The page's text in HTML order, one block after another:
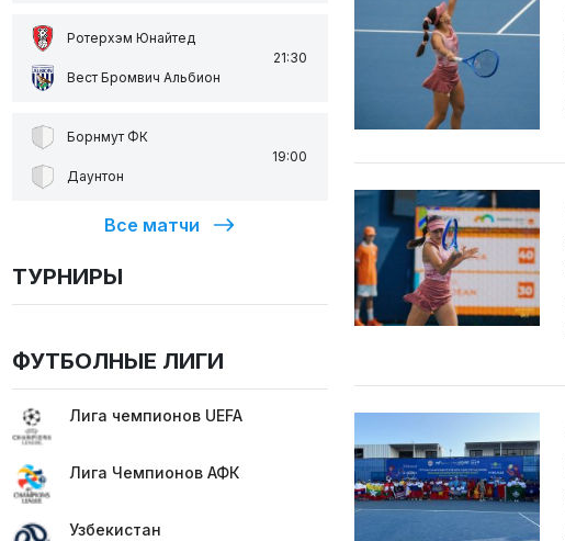
Ротерхэм Юнайтед
Вест Бромвич Альбион
21:30
Борнмут ФК
Даунтон
19:00
Все матчи
ТУРНИРЫ
ФУТБОЛНЫЕ ЛИГИ
Лига чемпионов UEFA
Лига Чемпионов АФК
Узбекистан